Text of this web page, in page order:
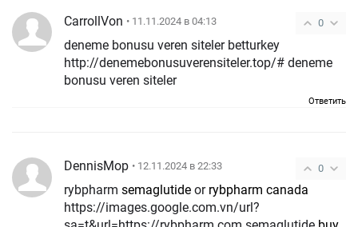
0
CarrollVon • 11.11.2024 в 04:13
deneme bonusu veren siteler betturkey
http://denemebonusuverensiteler.top/# deneme
bonusu veren siteler
Ответить
0
DennisMop • 12.11.2024 в 22:33
rybpharm semaglutide or rybpharm canada
https://images.google.com.vn/url?